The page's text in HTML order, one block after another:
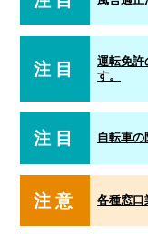
注目
運転免許
す。
注目 自転車の
注意 各種窓口